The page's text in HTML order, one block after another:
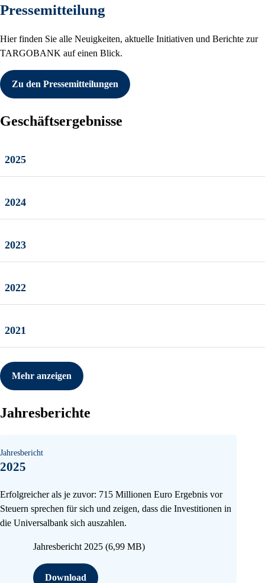
Pressemitteilung
Hier finden Sie alle Neuigkeiten, aktuelle Initiativen und Berichte zur
TARGOBANK auf einen Blick.
Zu den Pressemitteilungen
Geschäftsergebnisse
2025
2024
2023
2022
2021
Mehr anzeigen
Jahresberichte
Jahresbericht
2025
Erfolgreicher als je zuvor: 715 Millionen Euro Ergebnis vor
Steuern sprechen für sich und zeigen, dass die Investitionen in
die Universalbank sich auszahlen.
Jahresbericht 2025 (6,99 MB)
Download